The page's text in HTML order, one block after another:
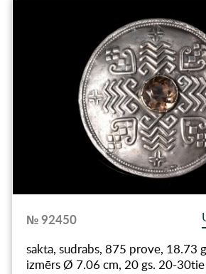
№ 92450
sakta, sudrabs, 875 prove, 18.73
izmērs Ø 7.06 cm, 20 gs. 20-